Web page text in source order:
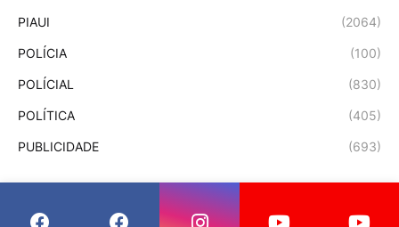
PIAUI (2064)
POLÍCIA (100)
POLÍCIAL (830)
POLÍTICA (405)
PUBLICIDADE (693)